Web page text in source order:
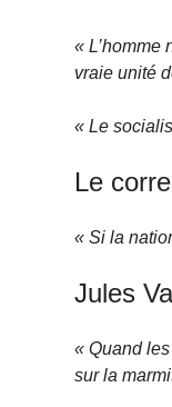
« L’homme
vraie unité
« Le
Le
« Si la
Jules
« Quand
sur la